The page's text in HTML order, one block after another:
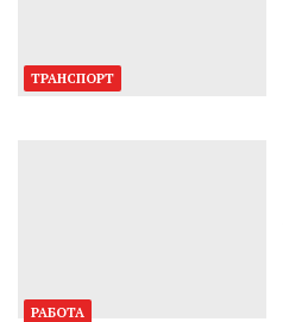
ТРАНСПОРТ
РАБОТА